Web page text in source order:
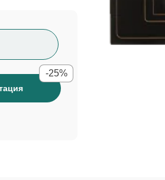
-25%